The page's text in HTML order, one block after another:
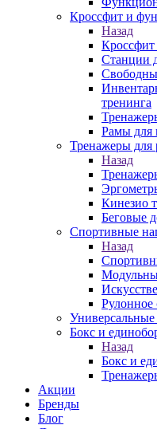
Кроссфит и
Назад
Станции
тренинга
Рамы для
Тренажеры для
Назад
Кинезио
Беговые
Спортивные
Назад
Рулонное
Бокс и
Назад
Бокс и
Акции
Бренды
Блог